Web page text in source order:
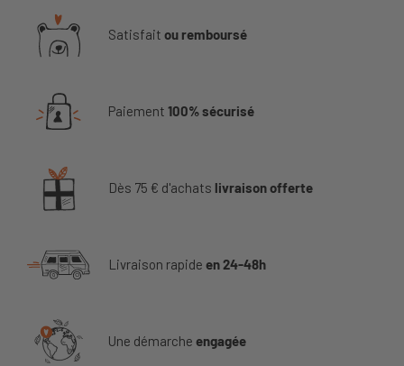
Satisfait ou remboursé
Paiement 100% sécurisé
Dès 75 € d'achats livraison offerte
Livraison rapide en 24-48h
Une démarche engagée